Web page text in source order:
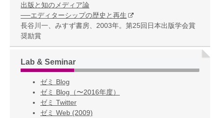
出版と知のメディア論
──エディターシップの歴史と再生
長谷川一、みすず書房、2003年。第25回日本出版学会賞
奨励賞
Lab & Seminar
ゼミ Blog
ゼミ Blog（〜2016年度）
ゼミ Twitter
ゼミ Web (2009)